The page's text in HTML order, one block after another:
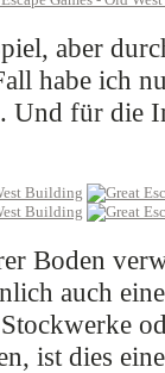
aber
habe ich
für die
Boden
auch
ist dies